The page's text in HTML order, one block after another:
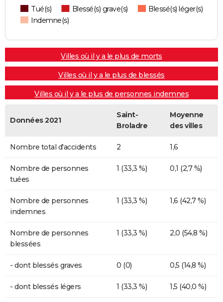
Tué(s) Blessé(s) grave(s)
Blessé(s) léger(s)
Indemne(s)
Villes où il y a le plus de morts
Villes où il y a le plus de blessés
Villes où il y a le plus de personnes indemnes
Données 2021
Saint-
Broladre
Moyenne
des villes
Nombre total d'accidents 2 1,6
Nombre de personnes
tuées
1 (33,3 %) 0,1 (2,7 %)
Nombre de personnes
indemnes
1 (33,3 %) 1,6 (42,7 %)
Nombre de personnes
blessées
1 (33,3 %) 2,0 (54,8 %)
- dont blessés graves 0 (0) 0,5 (14,8 %)
- dont blessés légers 1 (33,3 %) 1,5 (40,0 %)